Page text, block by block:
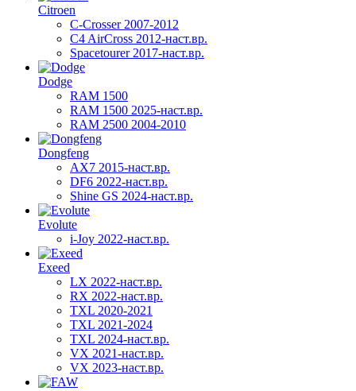
Citroen
C-Crosser 2007-2012
C4 AirCross 2012-наст.вр.
Spacetourer 2017-наст.вр.
Dodge
RAM 1500
RAM 1500 2025-наст.вр.
RAM 2500 2004-2010
Dongfeng
AX7 2015-наст.вр.
DF6 2022-наст.вр.
Shine GS 2024-наст.вр.
Evolute
i-Joy 2022-наст.вр.
Exeed
LX 2022-наст.вр.
RX 2022-наст.вр.
TXL 2020-2021
TXL 2021-2024
TXL 2024-наст.вр.
VX 2021-наст.вр.
VX 2023-наст.вр.